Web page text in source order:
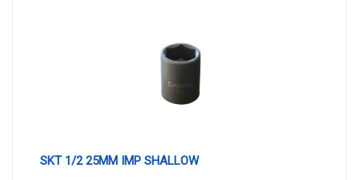
SKT 1/2 25MM IMP SHALLOW